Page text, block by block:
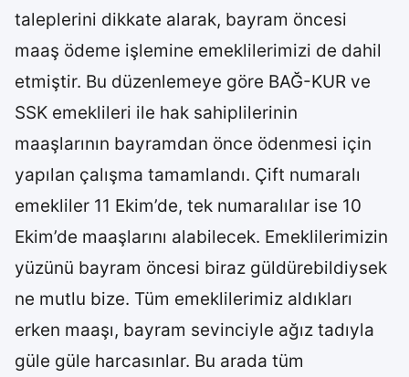
taleplerini dikkate alarak, bayram öncesi
maaş ödeme işlemine emeklilerimizi de dahil
etmiştir. Bu düzenlemeye göre BAĞ-KUR ve
SSK emeklileri ile hak sahiplilerinin
maaşlarının bayramdan önce ödenmesi için
yapılan çalışma tamamlandı. Çift numaralı
emekliler 11 Ekim’de, tek numaralılar ise 10
Ekim’de maaşlarını alabilecek. Emeklilerimizin
yüzünü bayram öncesi biraz güldürebildiysek
ne mutlu bize. Tüm emeklilerimiz aldıkları
erken maaşı, bayram sevinciyle ağız tadıyla
güle güle harcasınlar. Bu arada tüm